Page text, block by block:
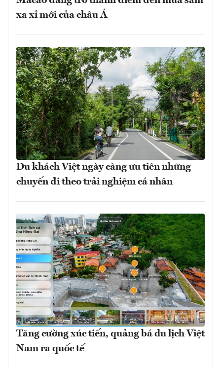
xa xỉ mới của châu Á
Du khách Việt ngày càng ưu tiên những
chuyến đi theo trải nghiệm cá nhân
Tăng cường xúc tiến, quảng bá du lịch Việt
Nam ra quốc tế